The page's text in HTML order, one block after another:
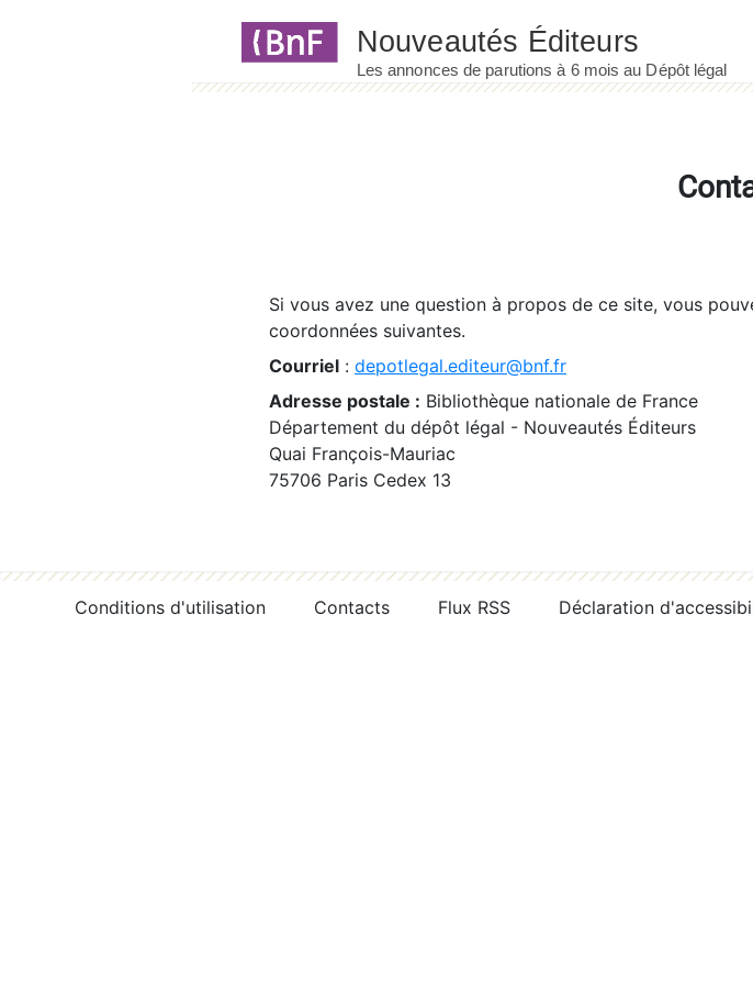
Si vous avez une question à propos de ce site, vous
coordonnées suivantes.
Courriel : depotlegal.editeur@bnf.fr
Adresse postale : Bibliothèque nationale de France
Département du dépôt légal - Nouveautés Éditeurs
Quai François-Mauriac
75706 Paris Cedex 13
Conditions d'utilisation Contacts Flux RSS Déclaration